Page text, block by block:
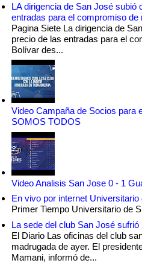
LA dirigencia de San José subió
entradas para el compromiso
Pagina Siete La dirigencia de
precio de las entradas para el
Bolívar des...
Video Campaña de Socios para
SOMOS TODOS
Video Analisis San Jose 0 - 1
En vivo por internet
Primer Tiempo Universitario de
La sede del club San José
El Diario Las oficinas del club
madrugada de ayer. El
Mamani, informó de...